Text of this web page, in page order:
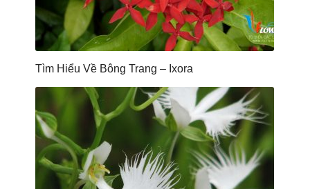
Tìm Hiểu Về Bông Trang – Ixora